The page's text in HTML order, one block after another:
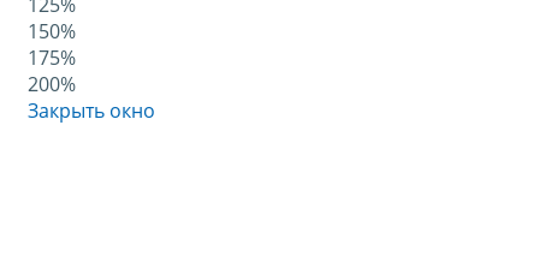
150%
175%
200%
Закрыть окно